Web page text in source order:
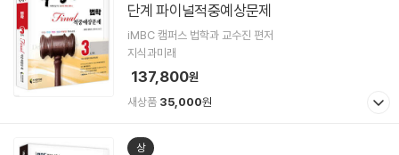
단계 파이널적중예상문제
iMBC 캠퍼스 법학과 교수진 편저
지식과미래
137,800원
새상품 35,000원
상